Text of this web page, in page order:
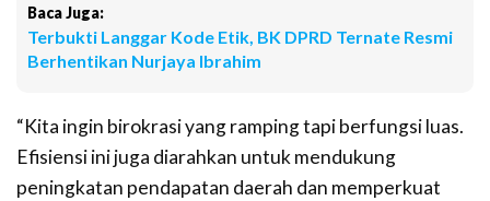
Baca Juga:
Terbukti Langgar Kode Etik, BK DPRD Ternate Resmi
Berhentikan Nurjaya Ibrahim
“Kita ingin birokrasi yang ramping tapi berfungsi luas.
Efisiensi ini juga diarahkan untuk mendukung
peningkatan pendapatan daerah dan memperkuat